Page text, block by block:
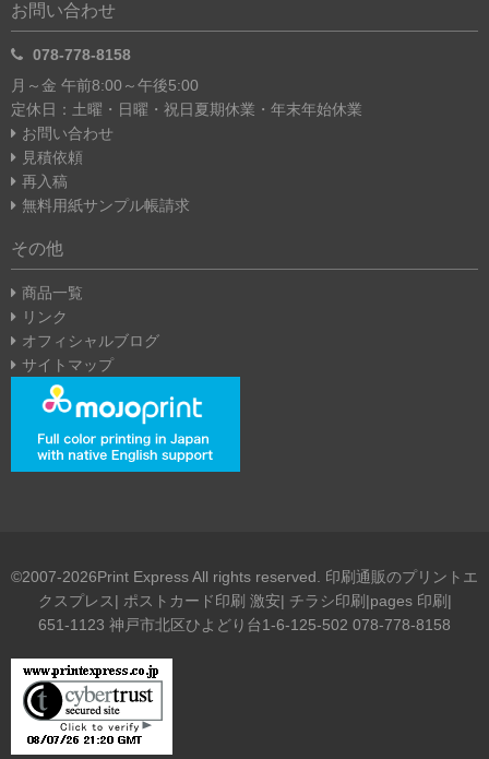
お問い合わせ
078-778-8158
月～金 午前8:00～午後5:00
定休日：土曜・日曜・祝日 夏期休業・年末年始休業
お問い合わせ
見積依頼
再入稿
無料用紙サンプル帳請求
その他
商品一覧
リンク
オフィシャルブログ
サイトマップ
©2007-2026Print Express All rights reserved. 印刷通販のプリントエ
クスプレス| ポストカード印刷 激安| チラシ印刷|pages 印刷|
651-1123 神戸市北区ひよどり台1-6-125-502 078-778-8158